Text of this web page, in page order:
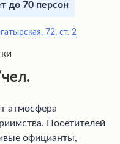
до 70 персон
72, ст. 2
атмосфера
Посетителей
официанты,